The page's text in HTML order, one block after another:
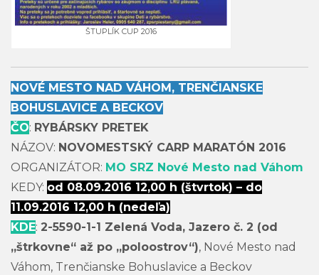
ŠTUPLÍK CUP 2016
NOVÉ MESTO NAD VÁHOM, TRENČIANSKE
BOHUSLAVICE A BECKOV
ČO: RYBÁRSKY PRETEK
NÁZOV: NOVOMESTSKÝ CARP MARATÓN 2016
ORGANIZÁTOR: MO SRZ Nové Mesto nad Váhom
KEDY: od 08.09.2016 12,00 h (štvrtok) – do
11.09.2016 12,00 h (nedeľa)
KDE: 2-5590-1-1 Zelená Voda, Jazero č. 2 (od
„štrkovne“ až po „poloostrov“), Nové Mesto nad
Váhom, Trenčianske Bohuslavice a Beckov